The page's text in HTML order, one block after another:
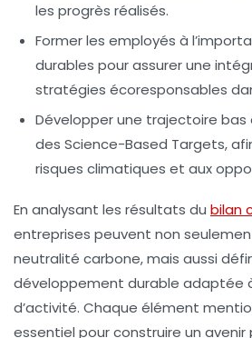
les progrès réalisés.
Former les employés à l’
durables pour assurer une
stratégies écoresponsables
Développer une trajectoire bas
des Science-Based Targets,
risques climatiques et aux
En analysant les résultats du bilan
entreprises peuvent non
neutralité carbone, mais aussi
développement durable adaptée
d’activité. Chaque élément
essentiel pour construire un